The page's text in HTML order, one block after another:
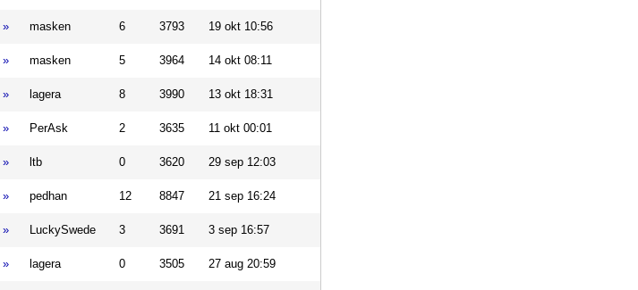
» masken 6 3793 19 okt 10:56
» masken 5 3964 14 okt 08:11
» lagera 8 3990 13 okt 18:31
» PerAsk 2 3635 11 okt 00:01
» ltb 0 3620 29 sep 12:03
» pedhan 12 8847 21 sep 16:24
» LuckySwede 3 3691 3 sep 16:57
» lagera 0 3505 27 aug 20:59